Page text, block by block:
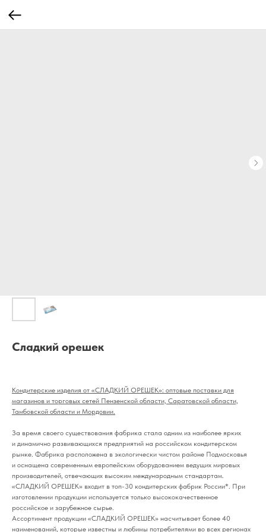
Сладкий орешек
Кондитерские изделия от «СЛАДКИЙ ОРЕШЕК»: оптовые поставки для
магазинов и торговых сетей Пензенской области, Саратовской области,
Тамбовской области и Мордовии.
За время своего существования фабрика стала одним из наиболее ярких
и динамично развивающихся предприятий на российском кондитерском
рынке. Фабрика расположена в экологически чистом районе Подмосковья
и оснащена современным европейским оборудованием ведущих мировых
производителей, отвечающих высоким международным стандартам.
«СЛАДКИЙ ОРЕШЕК» входит в топ-30 кондитерских фабрик России*. При
изготовлении продукции используется только высококачественное
российское и зарубежное сырье.
Ассортимент продукции «СЛАДКИЙ ОРЕШЕК» насчитывает более 40
наименований, которые известны и любимы потребителями во всех регионах